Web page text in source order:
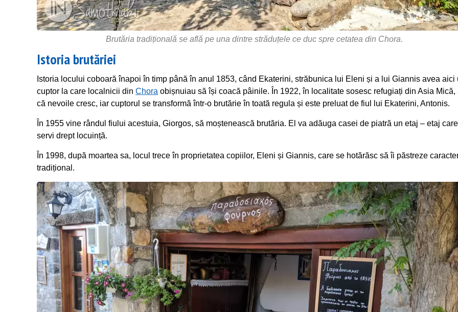
Brutăria tradițională se află pe una dintre străduțele ce duc spre cetatea din Chora.
Istoria brutăriei
Istoria locului coboară înapoi în timp până în anul 1853, când Ekaterini, străbunica lui Eleni și a lui Giannis avea aici
cuptor la care localnicii din Chora obișnuiau să își coacă pâinile. În 1922, în localitate sosesc refugiați din Asia Mică,
că nevoile cresc, iar cuptorul se transformă într-o brutărie în toată regula și este preluat de fiul lui Ekaterini, Antonis.
În 1955 vine rândul fiului acestuia, Giorgos, să moștenească brutăria. Εl va adăuga casei de piatră un etaj – etaj
servi drept locuință.
În 1998, după moartea sa, locul trece în proprietatea copiilor, Eleni și Giannis, care se hotărăsc să îi păstreze
tradițional.